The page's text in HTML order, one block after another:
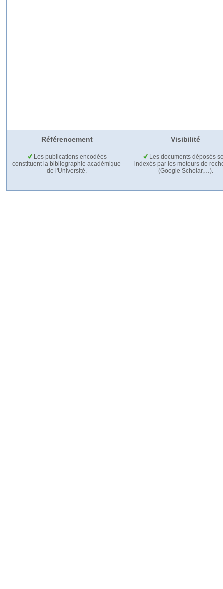
Référencement Visibilité
Les publications encodées
constituent la bibliographie académique
de l'Université.
Les documents déposés
indexés par les moteurs de
(Google Scholar,…).